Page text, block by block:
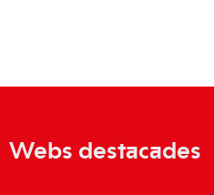
Webs destacades